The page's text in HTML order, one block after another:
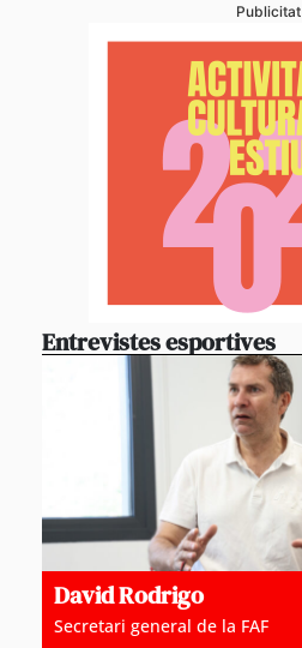
Publicitat
Entrevistes esportives
David Rodrigo
Secretari general de la FAF